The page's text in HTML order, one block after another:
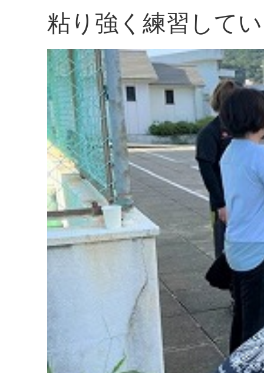
粘り強く練習して